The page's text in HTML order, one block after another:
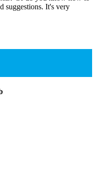
suggestions. It's very